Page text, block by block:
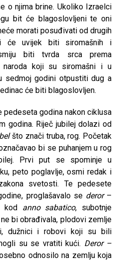
o njima brine. Ukoliko Izraelci
bit će blagoslovljeni te oni
morati posuđivati od drugih
će uvijek biti siromašnih i
biti tvrda srca prema
naroda koji su siromašni i u
sedmoj godini otpustiti dug a
će biti blagoslovljen.
pedeseta godina nakon ciklusa
godina. Riječ jubilej dolazi od
što znači truba, rog. Početak
bi se puhanjem u rog
Prvi put se spominje u
peto poglavlje, osmi redak i
svetosti. Te pedesete
proglašavalo se deror–
kod anno sabatico, subotnje
bi obrađivala, plodovi zemlje
dužnici i robovi koji su bili
su se vratiti kući. Deror –
odnosilo na zemlju koja